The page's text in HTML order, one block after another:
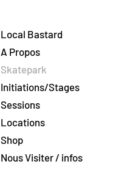
Local Bastard
A Propos
Skatepark
Initiations/Stages
Sessions
Locations
Shop
Nous Visiter / infos